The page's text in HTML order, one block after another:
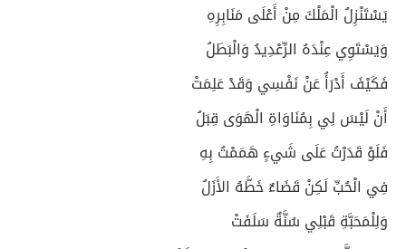
يَسْتَنْزِلُ الْمَلْكَ مِنْ أَعْلَى مَنَابِرِهِ
وَيَسْتَوِي عِنْدَهُ الرِّعْدِيدُ وَالْبَطَلُ
فَكَيْفَ أَدْرَأُ عَنْ نَفْسِي وَقَدْ عَلِمَتْ
أَنْ لَيْسَ لِي بِمُنَاوَاةِ الْهَوَى قِبَلُ
فَلَوْ قَدَرْتُ عَلَى شَيءٍ هَمَمْتُ بِهِ
فِي الْحُبِّ لَكِنْ قَضَاءٌ خَطَّهُ الأَزَلُ
وَلِلْمَحَبَّةِ قَبْلِي سُنَّةٌ سَلَفَتْ